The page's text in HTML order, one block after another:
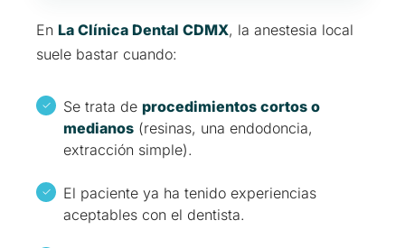
En La Clínica Dental CDMX, la anestesia local
suele bastar cuando:
Se trata de procedimientos cortos o
medianos (resinas, una endodoncia,
extracción simple).
El paciente ya ha tenido experiencias
aceptables con el dentista.